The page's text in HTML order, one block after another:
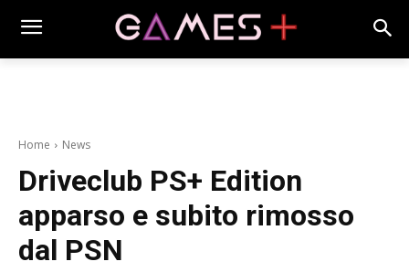
Home News
Driveclub PS+ Edition
apparso e subito rimosso
dal PSN